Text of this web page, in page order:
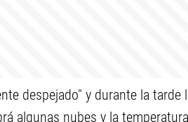
despejado" y durante la tarde
algunas nubes y la